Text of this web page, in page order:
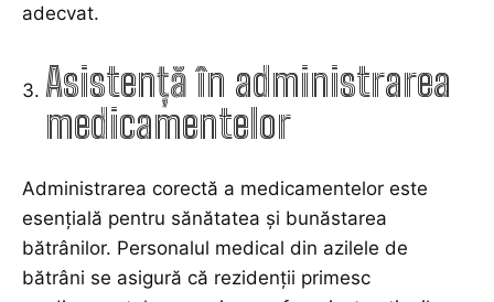
adecvat.
Asistență în administrarea
medicamentelor
Administrarea corectă a medicamentelor este
esențială pentru sănătatea și bunăstarea
bătrânilor. Personalul medical din azilele de
bătrâni se asigură că rezidenții primesc